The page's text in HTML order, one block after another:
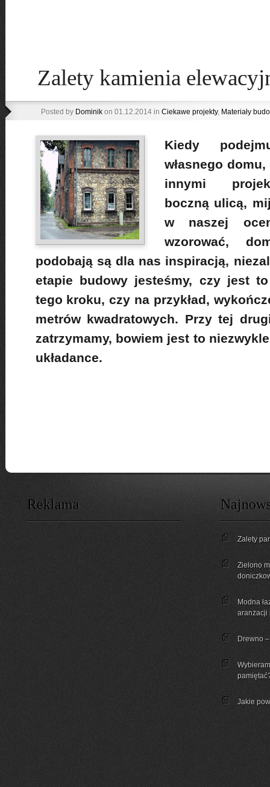
Zalety kamienia
Posted by Dominikon 01.12.2014 in Ciekawe projekty, Materiały
Kiedy
własnego
innymi
boczną ulicą,
w naszej
wzorować,
podobają są dla nas inspiracją,
etapie budowy jesteśmy, czy jest
tego kroku, czy na przykład,
metrów kwadratowych. Przy tej
zatrzymamy, bowiem jest to
układance.
Reklama
Zalety
Zielono
Modna
aranżacji
Drewno
Jakie